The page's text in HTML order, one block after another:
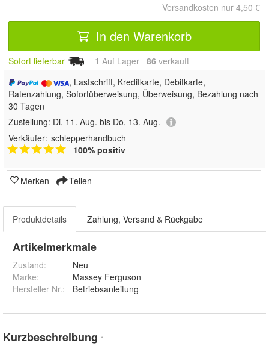
Versandkosten nur 4,50 €
In den Warenkorb
Sofort lieferbar 1 Auf Lager 86 verkauft
, Lastschrift, Kreditkarte, Debitkarte,
Ratenzahlung, Sofortüberweisung, Überweisung, Bezahlung nach
30 Tagen
Zustellung: Di, 11. Aug. bis Do, 13. Aug.
Verkäufer: schlepperhandbuch
100% positiv
Merken Teilen
Produktdetails Zahlung, Versand & Rückgabe
Artikelmerkmale
Zustand:
Neu
Marke:
Massey Ferguson
Hersteller Nr.:
Betriebsanleitung
Kurzbeschreibung *